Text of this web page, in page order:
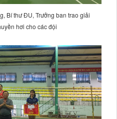
Bí thư ĐU, Trưởng ban trao giải
hơi cho các đội